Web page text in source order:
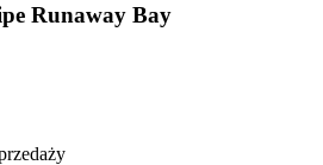
Runaway Bay